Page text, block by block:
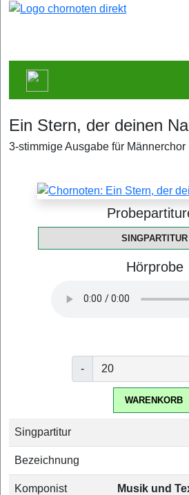
Ein Stern, der deinen
3-stimmige Ausgabe für Männerchor
SINGPARTITUR
Hörprobe
-
WARENKORB
Singpartitur
Bezeichnung
Komponist
Musik und